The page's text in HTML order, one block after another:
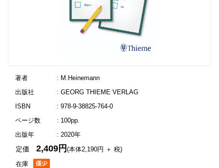
著者
: M.Heinemann
出版社
: GEORG THIEME VERLAG
ISBN
: 978-9-38825-764-0
ページ数
: 100pp.
出版年
: 2020年
在庫
定価2,409円(本体2,190円 ＋ 税)